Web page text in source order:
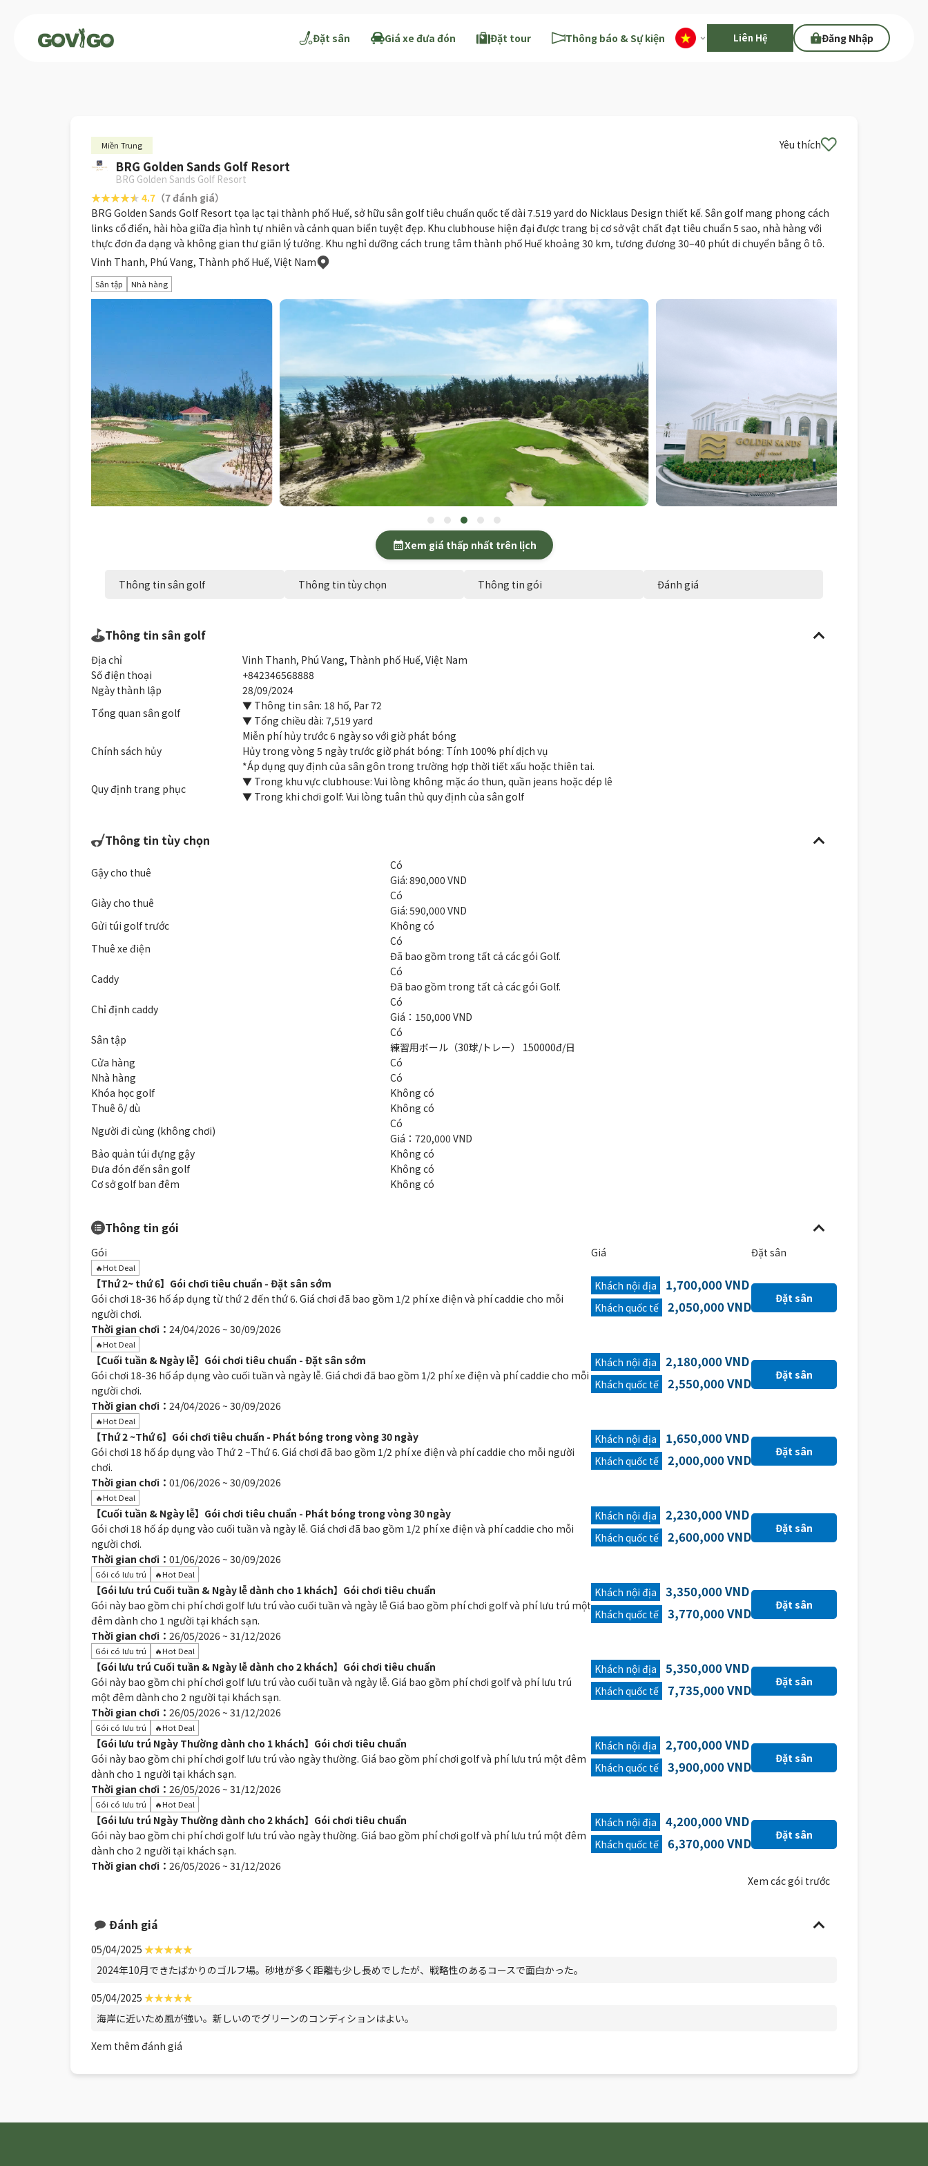
Đặt sân Giá xe đưa đón Đặt tour Thông báo & Sự kiện Liên Hệ Đăng Nhập
Miền Trung Yêu thích
BRG Golden Sands Golf Resort
BRG Golden Sands Golf Resort
4.7 （7 đánh giá）
BRG Golden Sands Golf Resort tọa lạc tại thành phố Huế, sở hữu sân golf tiêu chuẩn quốc tế dài 7.519 yard do Nicklaus Design thiết kế. Sân golf mang phong cách
links cổ điển, hài hòa giữa địa hình tự nhiên và cảnh quan biển tuyệt đẹp. Khu clubhouse hiện đại được trang bị cơ sở vật chất đạt tiêu chuẩn 5 sao, nhà hàng với
thực đơn đa dạng và không gian thư giãn lý tưởng. Khu nghỉ dưỡng cách trung tâm thành phố Huế khoảng 30 km, tương đương 30–40 phút di chuyển bằng ô tô.
Vinh Thanh, Phú Vang, Thành phố Huế, Việt Nam
Sân tập Nhà hàng
calendar_monthXem giá thấp nhất trên lịch
Thông tin sân golf Thông tin tùy chọn Thông tin gói Đánh giá
Thông tin sân golf
Địa chỉ
Vinh Thanh, Phú Vang, Thành phố Huế, Việt Nam
Số điện thoại
+842346568888
Ngày thành lập
28/09/2024
Tổng quan sân golf
▼ Thông tin sân: 18 hố, Par 72
▼ Tổng chiều dài: 7,519 yard
Chính sách hủy
Miễn phí hủy trước 6 ngày so với giờ phát bóng
Hủy trong vòng 5 ngày trước giờ phát bóng: Tính 100% phí dịch vụ
*Áp dụng quy định của sân gôn trong trường hợp thời tiết xấu hoặc thiên tai.
Quy định trang phục
▼ Trong khu vực clubhouse: Vui lòng không mặc áo thun, quần jeans hoặc dép lê
▼ Trong khi chơi golf: Vui lòng tuân thủ quy định của sân golf
Thông tin tùy chọn
Gậy cho thuê
Có
Giá: 890,000 VND
Giày cho thuê
Có
Giá: 590,000 VND
Gửi túi golf trước
Không có
Thuê xe điện
Có
Đã bao gồm trong tất cả các gói Golf.
Caddy
Có
Đã bao gồm trong tất cả các gói Golf.
Chỉ định caddy
Có
Giá：150,000 VND
Sân tập
Có
練習用ボール（30球/トレー） 150000đ/日
Cửa hàng
Có
Nhà hàng
Có
Khóa học golf
Không có
Thuê ô/ dù
Không có
Người đi cùng (không chơi)
Có
Giá：720,000 VND
Bảo quản túi đựng gậy
Không có
Đưa đón đến sân golf
Không có
Cơ sở golf ban đêm
Không có
Thông tin gói
Gói Giá Đặt sân
🔥Hot Deal
【Thứ 2~ thứ 6】Gói chơi tiêu chuẩn - Đặt sân sớm
Gói chơi 18-36 hố áp dụng từ thứ 2 đến thứ 6. Giá chơi đã bao gồm 1/2 phí xe điện và phí caddie cho mỗi
người chơi.
Thời gian chơi： 24/04/2026 ~ 30/09/2026
Khách nội địa 1,700,000 VND
Khách quốc tế 2,050,000 VND
🔥Hot Deal
【Cuối tuần & Ngày lễ】Gói chơi tiêu chuẩn - Đặt sân sớm
Gói chơi 18-36 hố áp dụng vào cuối tuần và ngày lễ. Giá chơi đã bao gồm 1/2 phí xe điện và phí caddie cho mỗi
người chơi.
Thời gian chơi： 24/04/2026 ~ 30/09/2026
Khách nội địa 2,180,000 VND
Khách quốc tế 2,550,000 VND
🔥Hot Deal
【Thứ 2 ~Thứ 6】Gói chơi tiêu chuẩn - Phát bóng trong vòng 30 ngày
Gói chơi 18 hố áp dụng vào Thứ 2 ~Thứ 6. Giá chơi đã bao gồm 1/2 phí xe điện và phí caddie cho mỗi người
chơi.
Thời gian chơi： 01/06/2026 ~ 30/09/2026
Khách nội địa 1,650,000 VND
Khách quốc tế 2,000,000 VND
🔥Hot Deal
【Cuối tuần & Ngày lễ】Gói chơi tiêu chuẩn - Phát bóng trong vòng 30 ngày
Gói chơi 18 hố áp dụng vào cuối tuần và ngày lễ. Giá chơi đã bao gồm 1/2 phí xe điện và phí caddie cho mỗi
người chơi.
Thời gian chơi： 01/06/2026 ~ 30/09/2026
Khách nội địa 2,230,000 VND
Khách quốc tế 2,600,000 VND
Gói có lưu trú 🔥Hot Deal
【Gói lưu trú Cuối tuần & Ngày lễ dành cho 1 khách】Gói chơi tiêu chuẩn
Gói này bao gồm chi phí chơi golf lưu trú vào cuối tuần và ngày lễ Giá bao gồm phí chơi golf và phí lưu trú một
đêm dành cho 1 người tại khách sạn.
Thời gian chơi： 26/05/2026 ~ 31/12/2026
Khách nội địa 3,350,000 VND
Khách quốc tế 3,770,000 VND
Gói có lưu trú 🔥Hot Deal
【Gói lưu trú Cuối tuần & Ngày lễ dành cho 2 khách】Gói chơi tiêu chuẩn
Gói này bao gồm chi phí chơi golf lưu trú vào cuối tuần và ngày lễ. Giá bao gồm phí chơi golf và phí lưu trú
một đêm dành cho 2 người tại khách sạn.
Thời gian chơi： 26/05/2026 ~ 31/12/2026
Khách nội địa 5,350,000 VND
Khách quốc tế 7,735,000 VND
Gói có lưu trú 🔥Hot Deal
【Gói lưu trú Ngày Thường dành cho 1 khách】Gói chơi tiêu chuẩn
Gói này bao gồm chi phí chơi golf lưu trú vào ngày thường. Giá bao gồm phí chơi golf và phí lưu trú một đêm
dành cho 1 người tại khách sạn.
Thời gian chơi： 26/05/2026 ~ 31/12/2026
Khách nội địa 2,700,000 VND
Khách quốc tế 3,900,000 VND
Gói có lưu trú 🔥Hot Deal
【Gói lưu trú Ngày Thường dành cho 2 khách】Gói chơi tiêu chuẩn
Gói này bao gồm chi phí chơi golf lưu trú vào ngày thường. Giá bao gồm phí chơi golf và phí lưu trú một đêm
dành cho 2 người tại khách sạn.
Thời gian chơi： 26/05/2026 ~ 31/12/2026
Khách nội địa 4,200,000 VND
Khách quốc tế 6,370,000 VND
Xem các gói trước
Đánh giá
05/04/2025
2024年10月できたばかりのゴルフ場。砂地が多く距離も少し長めでしたが、戦略性のあるコースで面白かった。
05/04/2025
海岸に近いため風が強い。新しいのでグリーンのコンディションはよい。
Xem thêm đánh giá